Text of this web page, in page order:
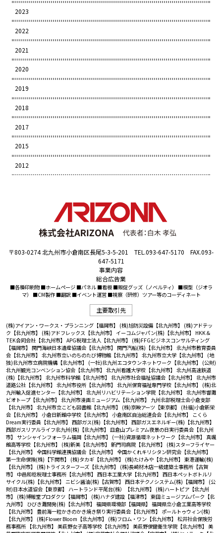
2023
2022
2021
2020
2019
2018
2017
2015
2012
〒803-0274 北九州市小倉南区長尾5-3-5-201 TEL.093-647-5170 FAX.093-
647-5171
事業内容
総合広告業
■各種印刷物 ■ホームページ ■パネル ■看板 ■販促グッズ（ノベルティ） ■模型（ジオラ
マ） ■CM製作 ■翻訳 ■イベント運営 ■視察（研修）ツアー等のコーディネート
主要取引先
(株)アイアン・ワークス・プランニング【福岡市】 (株)旭防災設備【北九州市】 (株)アドテッ
ク【北九州市】 (株)アドフレックス【北九州市】 イーコムジャパン(株)【北九州市】 HKK＆
TEK合同会社【北九州市】 APG税理士法人【北九州市】 (株)FFGビジネスコンサルティング
【福岡市】 関門海峡日本遺産協議会【北九州市】 関門汽船(株)【北九州市】 北九州市教育委員
会【北九州市】 北九州市立いのちのたび博物館【北九州市】 北九州市立大学【北九州市】 (地
独)北九州市立病院機構【北九州市】 (一社)北九州エコタウンネットワーク【北九州市】 (公財)
北九州観光コンベンション協会【北九州市】 北九州看護大学校【北九州市】 北九州高速鉄道
(株)【北九州市】 北九州市科学館【北九州市】 北九州市社会福祉協議会【北九州市】 北九州市
道路公社【北九州市】 北九州市役所【北九州市】 北九州保育福祉専門学校【北九州市】 (株)北
九州輸入促進センター【北九州市】 北九州リハビリテーション学院【北九州市】 北九州市響灘
ビオトープ【北九州市】 北九州市漫画ミュージアム【北九州市】 九州北部税理士会小倉支部
【北九州市】 北九州市立こども図書館【北九州市】 (株)京映アーツ【東京都】 (社福)小倉新栄
会【北九州市】 小倉日新館中学校【北九州市】 小倉南区自治総連合会【北九州市】
こくら
Dream実行委員【北九州市】 西部ガス(株)【北九州市】 西部ガスエネルギー(株)【北九州市】
西部ガスリアルライフ北九州(株)【北九州市】 皿倉山プレミアム夜景の日実行委員会【北九州
市】 サンシャインフォーラム福岡【北九州市】 (一社)資源循環ネットワーク【北九州市】 真颯
館高等学校【北九州市】 (株)新美【北九州市】 新門司病院【北九州市】 (株)スターフライヤー
【北九州市】 全国科学館連携協議会【北九州市】 全国かくれキリシタン研究会【北九州市】
第一生命保険(株)【下関市】 (株)タカギ【北九州市】 (株)たけみや【北九州市】 東港運輸(株)
【北九州市】 (株)トライスターフーズ【北九州市】 (株)長崎材木店一級建築士事務所【古賀
市】 中邑和稔税理士事務所【北九州市】 西日本工業大学【北九州市】 西日本ペットボトルリ
サイクル(株)【北九州市】 ニビシ醤油(株)【古賀市】 西日本テクノシステム(株)【福岡市】 (公
財)日本水道協会【東京都】 ハートランド平尾台(株）【北九州市】 (株)ハートピア【北九州
市】 (株)博報堂プロダクツ【福岡市】 (株)ハナダ建設【福津市】 東田ミュージアムパーク【北
九州市】 ひびき灘開発(株)【北九州市】 福岡県環境部【福岡県】 福岡県立小倉工業高等学校
【北九州市】 豊前海一粒かきのかき焼き祭り実行委員会【北九州市】 ポールトゥウィン(株)
【北九州市】 (株)Flower Bloom【北九州市】 (株)フロム・ワン【北九州市】 松井社会保険労
務事務所 【北九州市】 美萩野女子高等学校【北九州市】 美萩野保健衛生学院【北九州市】 美